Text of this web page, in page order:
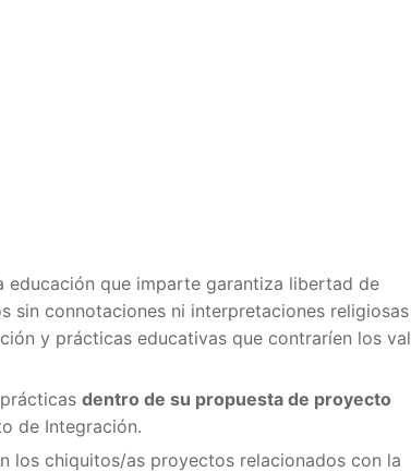
educación que imparte garantiza libertad de
sin connotaciones ni interpretaciones
y prácticas educativas que contraríen los
dentro de su propuesta de proyecto
de Integración.
los chiquitos/as proyectos relacionados con la